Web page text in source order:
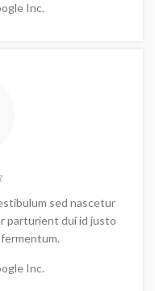
Inc.
sed nascetur
parturient dui id justo
Inc.